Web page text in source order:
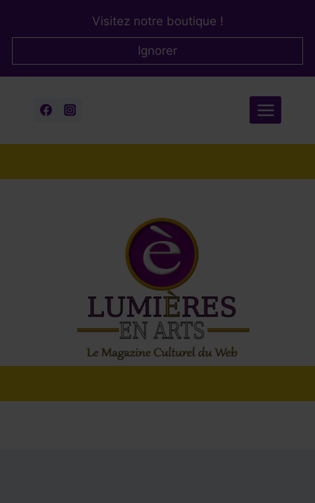
Visitez notre boutique !
Ignorer